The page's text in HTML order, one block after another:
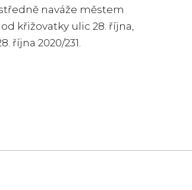
naváže městem
křižovatky ulic 28. října,
října 2020/231.